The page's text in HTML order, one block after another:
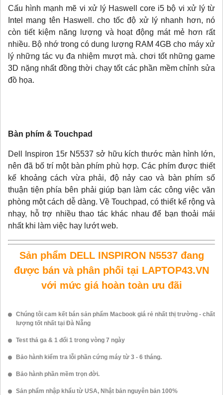
Cấu hình mạnh mẽ vi xử lý Haswell core i5 bộ vi xử lý từ
Intel mang tên Haswell. cho tốc độ xử lý nhanh hơn, nó
còn tiết kiệm năng lượng và hoạt động mát mẻ hơn rất
nhiều. Bộ nhớ trong có dung lượng RAM 4GB cho máy xử
lý những tác vụ đa nhiệm mượt mà. chơi tốt những game
3D nặng nhất đồng thời chạy tốt các phần mềm chỉnh sửa
đồ họa.
Bàn phím & Touchpad
Dell Inspiron 15r N5537 sở hữu kích thước màn hình lớn,
nên đã bố trí một bàn phím phù hợp. Các phím được thiết
kế khoảng cách vừa phải, độ nảy cao và bàn phím số
thuận tiện phía bên phải giúp bạn làm các công việc văn
phòng một cách dễ dàng. Về Touchpad, có thiết kế rộng và
nhạy, hỗ trợ nhiều thao tác khác nhau để bạn thoải mái
nhất khi làm việc hay lướt web.
Sản phẩm DELL INSPIRON N5537 đang
được bán và phân phối tại LAPTOP43.VN
với mức giá hoàn toàn ưu đãi
Chúng tôi cam kết bán sản phẩm Macbook giá rẻ nhất thị trường - chất
lượng tốt nhất tại Đà Nẵng
Test thả ga & 1 đổi 1 trong vòng 7 ngày
Bảo hành kiểm tra lỗi phần cứng máy từ 3 - 6 tháng.
Bảo hành phần mềm trọn đời.
Sản phẩm nhập khẩu từ USA, Nhật bản nguyên bản 100%